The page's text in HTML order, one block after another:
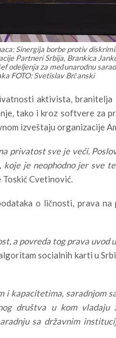
Sinergija borbe protiv
Partneri Srbija, Brankica
odeljenja za međunarodnu
FOTO: Svetislav Brčanski
aktivista,
tako i kroz softvere za
izveštaju organizacije
privatost sve je veći.
je neophodno jer sve
Toskić Cvetinović.
o ličnosti, prava
a povreda tog prava uvod
socialnih karti u
i kapacitetima, saradnjom
društva u kom
sa državnim